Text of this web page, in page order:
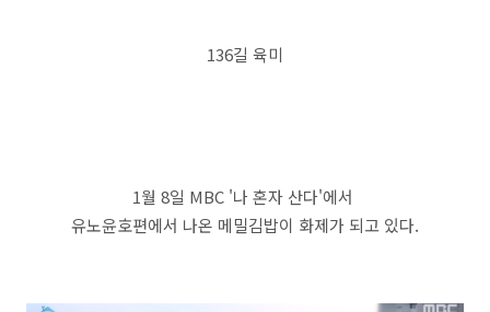
136길 육미
1월 8일 MBC '나 혼자 산다'에서
유노윤호편에서 나온 메밀김밥이 화제가 되고 있다.